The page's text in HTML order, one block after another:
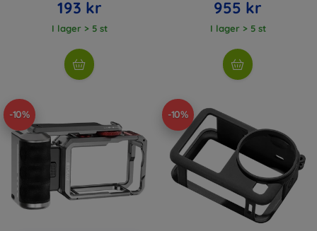
193 kr
I lager > 5 st
955 kr
I lager > 5 st
-10% -10%